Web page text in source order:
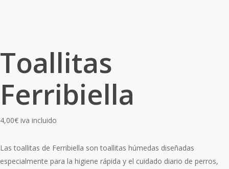
Toallitas
Ferribiella
4,00€ iva incluido
Las toallitas de Ferribiella son toallitas húmedas diseñadas
especialmente para la higiene rápida y el cuidado diario de perros,